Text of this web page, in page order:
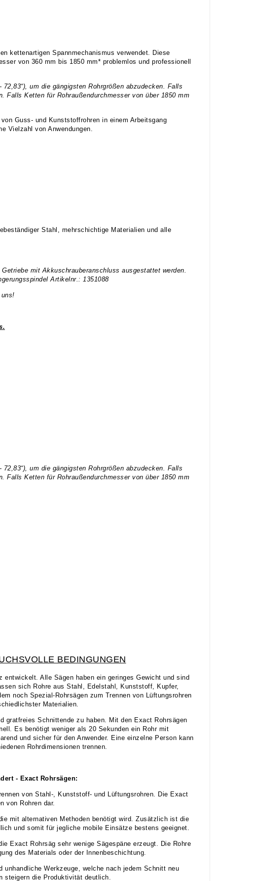
kettenartigen Spannmechanismus verwendet. Diese
von 360 mm bis 1850 mm* problemlos und professionell
um die gängigsten Rohrgrößen abzudecken. Falls
Falls Ketten für Rohraußendurchmesser von über 1850 mm
Guss- und Kunststoffrohren in einem Arbeitsgang
Vielzahl von Anwendungen.
Stahl, mehrschichtige Materialien und alle
mit Akkuschrauberanschluss ausgestattet werden.
Artikelnr.: 1351088
um die gängigsten Rohrgrößen abzudecken. Falls
Falls Ketten für Rohraußendurchmesser von über 1850 mm
BEDINGUNGEN
Alle Sägen haben ein geringes Gewicht und sind
sich Rohre aus Stahl, Edelstahl, Kunststoff, Kupfer,
noch Spezial-Rohrsägen zum Trennen von Lüftungsrohren
Materialien.
gratfreies Schnittende zu haben. Mit den Exact Rohrsägen
Es benötigt weniger als 20 Sekunden ein Rohr mit
und sicher für den Anwender. Eine einzelne Person kann
Rohrdimensionen trennen.
- Exact Rohrsägen:
von Stahl-, Kunststoff- und Lüftungsrohren. Die Exact
von Rohren dar.
mit alternativen Methoden benötigt wird. Zusätzlich ist die
und somit für jegliche mobile Einsätze bestens geeignet.
Exact Rohrsäg sehr wenige Sägespäne erzeugt. Die Rohre
des Materials oder der Innenbeschichtung.
unhandliche Werkzeuge, welche nach jedem Schnitt neu
steigern die Produktivität deutlich.